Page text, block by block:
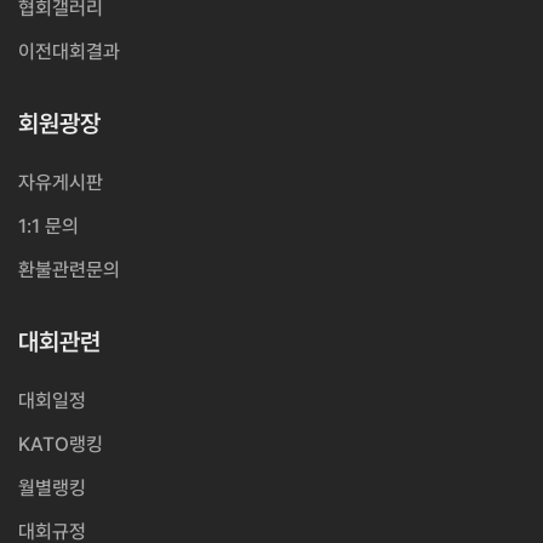
협회갤러리
이전대회결과
회원광장
자유게시판
1:1 문의
환불관련문의
대회관련
대회일정
KATO랭킹
월별랭킹
대회규정